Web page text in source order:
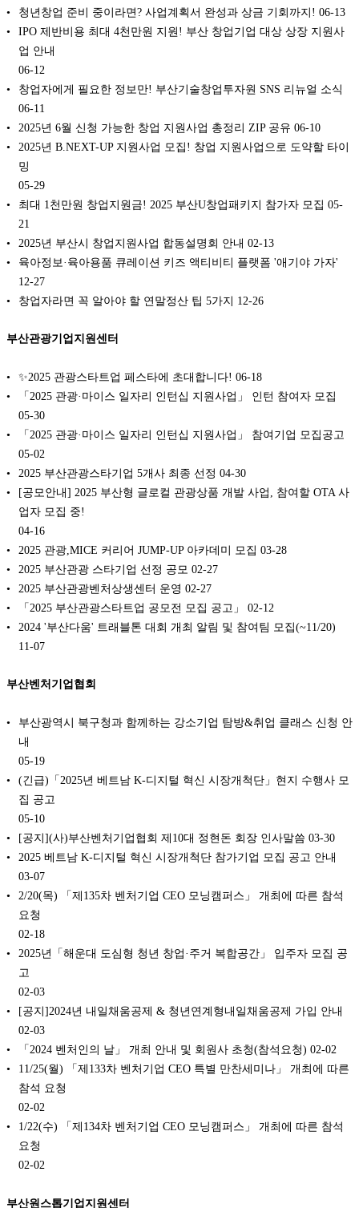
청년창업 준비 중이라면? 사업계획서 완성과 상금 기회까지! 06-13
IPO 제반비용 최대 4천만원 지원! 부산 창업기업 대상 상장 지원사
업 안내
06-12
창업자에게 필요한 정보만! 부산기술창업투자원 SNS 리뉴얼 소식
06-11
2025년 6월 신청 가능한 창업 지원사업 총정리 ZIP 공유 06-10
2025년 B.NEXT-UP 지원사업 모집! 창업 지원사업으로 도약할 타이
밍
05-29
최대 1천만원 창업지원금! 2025 부산U창업패키지 참가자 모집 05-
21
2025년 부산시 창업지원사업 합동설명회 안내 02-13
육아정보·육아용품 큐레이션 키즈 액티비티 플랫폼 '애기야 가자'
12-27
창업자라면 꼭 알아야 할 연말정산 팁 5가지 12-26
부산관광기업지원센터
✨2025 관광스타트업 페스타에 초대합니다! 06-18
「2025 관광·마이스 일자리 인턴십 지원사업」 인턴 참여자 모집
05-30
「2025 관광·마이스 일자리 인턴십 지원사업」 참여기업 모집공고
05-02
2025 부산관광스타기업 5개사 최종 선정 04-30
[공모안내] 2025 부산형 글로컬 관광상품 개발 사업, 참여할 OTA 사
업자 모집 중!
04-16
2025 관광,MICE 커리어 JUMP-UP 아카데미 모집 03-28
2025 부산관광 스타기업 선정 공모 02-27
2025 부산관광벤처상생센터 운영 02-27
「2025 부산관광스타트업 공모전 모집 공고」
02-12
2024 '부산다움' 트래블톤 대회 개최 알림 및 참여팀 모집(~11/20)
11-07
부산벤처기업협회
부산광역시 북구청과 함께하는 강소기업 탐방&취업 클래스 신청 안
내
05-19
(긴급)「2025년 베트남 K-디지털 혁신 시장개척단」현지 수행사 모
집 공고
05-10
[공지](사)부산벤처기업협회 제10대 정현돈 회장 인사말씀 03-30
2025 베트남 K-디지털 혁신 시장개척단 참가기업 모집 공고 안내
03-07
2/20(목) 「제135차 벤처기업 CEO 모닝캠퍼스」 개최에 따른 참석
요청
02-18
2025년「해운대 도심형 청년 창업·주거 복합공간」 입주자 모집 공
고
02-03
[공지]2024년 내일채움공제 & 청년연계형내일채움공제 가입 안내
02-03
「2024 벤처인의 날」 개최 안내 및 회원사 초청(참석요청) 02-02
11/25(월) 「제133차 벤처기업 CEO 특별 만찬세미나」 개최에 따른
참석 요청
02-02
1/22(수) 「제134차 벤처기업 CEO 모닝캠퍼스」 개최에 따른 참석
요청
02-02
부산원스톱기업지원센터